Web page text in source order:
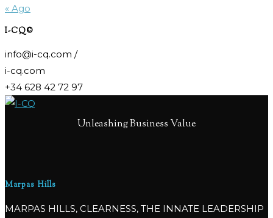
« Ago
I-CQ©
info@i-cq.com /
i-cq.com
+34 628 42 72 97
Unleashing Business Value
Marpas Hills
MARPAS HILLS, CLEARNESS, THE INNATE LEADERSHIP